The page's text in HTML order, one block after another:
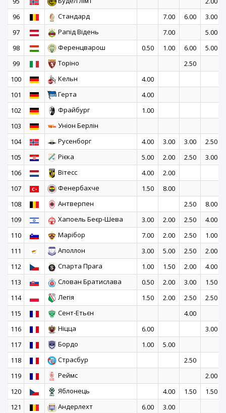
96
Стандард 7.00 6.00
3.00
97
Рапід Відень 7.00
5.00
98
Ференцварош 0.50 1.00 6.00
5.00
99
Торіно
2.50
100
Кельн
4.00
101
Герта
4.00
102
Фрайбург
1.00
103
Уніон Берлін
104
Русенборг 4.00 3.00 3.00
2.50
105
Рієка 5.00 2.00 2.50
3.00
106
Вітесс 4.00
2.00
107
Фенербахче 1.50
8.00
108
Антверпен 2.50
8.00
109
Хапоель Беєр-Шева 3.00 2.00 2.50
4.00
110
Марібор 7.00 2.00 2.50
1.00
111
Аполлон 3.00 5.00 2.50
2.00
112
Спарта Прага 1.00 1.50 2.00
4.00
113
Слован Братислава 0.50 2.00 3.00
1.50
114
Легія 1.50 2.00 2.50
2.50
115
Сент-Етьєн
4.00
116
Ніцца 6.00
3.00
117
Бордо 1.00
5.00
118
Страсбур
2.50
119
Реймс
2.00
120
Яблонець 4.00 1.50
1.50
121
Андерлехт 6.00
3.00